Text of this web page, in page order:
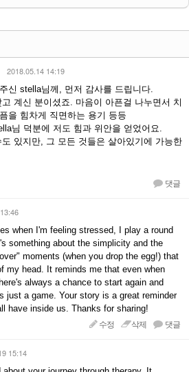
2018.05.14 14:19
신 stella님께, 먼저 감사를 드립니다.
계신 분이셨죠. 마음이 아픈걸 나누면서 치
을 힘차게 직면하는 용기 등등
님 덕분에 저도 힘과 위안을 얻었어요.
있지만, 그 모든 것들은 살아있기에 가능한
댓글
when I'm feeling stressed, I play a round
something about the simplicity and the
moments (when you drop the egg!) that
my head. It reminds me that even when
always a chance to start again and
just a game. Your story is a great reminder
have inside us. Thanks for sharing!
수정 삭제 댓글
15:14